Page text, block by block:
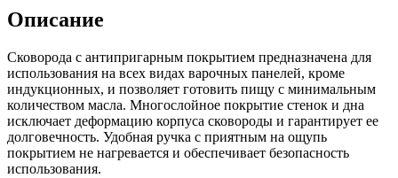
Описание
Сковорода с антипригарным покрытием предназначена для
использования на всех видах варочных панелей, кроме
индукционных, и позволяет готовить пищу с минимальным
количеством масла. Многослойное покрытие стенок и дна
исключает деформацию корпуса сковороды и гарантирует ее
долговечность. Удобная ручка с приятным на ощупь
покрытием не нагревается и обеспечивает безопасность
использования.